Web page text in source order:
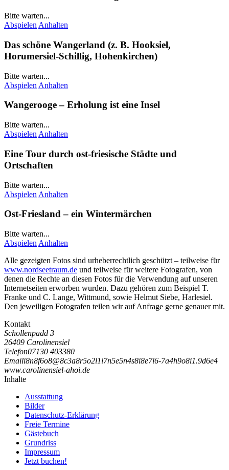
Bitte warten...
Abspielen Anhalten
Das schöne Wangerland (z. B. Hooksiel,
Horumersiel-Schillig, Hohenkirchen)
Bitte warten...
Abspielen Anhalten
Wangerooge– Erholung ist eine Insel
Bitte warten...
Abspielen Anhalten
Eine Tour durch ost-friesische Städte und
Ortschaften
Bitte warten...
Abspielen Anhalten
Ost-Friesland – ein Wintermärchen
Bitte warten...
Abspielen Anhalten
Alle gezeigten Fotos sind urheberrechtlich geschützt – teilweise für
www.nordseetraum.de und teilweise für weitere Fotografen, von
denen die Rechte an diesen Fotos für die Verwendung auf unseren
Internetseiten erworben wurden. Dazu gehören zum Beispiel T.
Franke und C. Lange, Wittmund, sowie Helmut Siebe, Harlesiel.
Den jeweiligen Fotografen teilen wir auf Anfrage gerne genauer mit.
Kontakt
Schollenpadd 3
26409 Carolinensiel
Telefon07130 403380
Emaili8n8f6o8@8c3a8r5o2l1i7n5e5n4s8i8e7l6-7a4h9o8i1.9d6e4
www.carolinensiel-ahoi.de
Inhalte
Ausstattung
Bilder
Datenschutz-Erklärung
Freie Termine
Gästebuch
Grundriss
Impressum
Jetzt buchen!